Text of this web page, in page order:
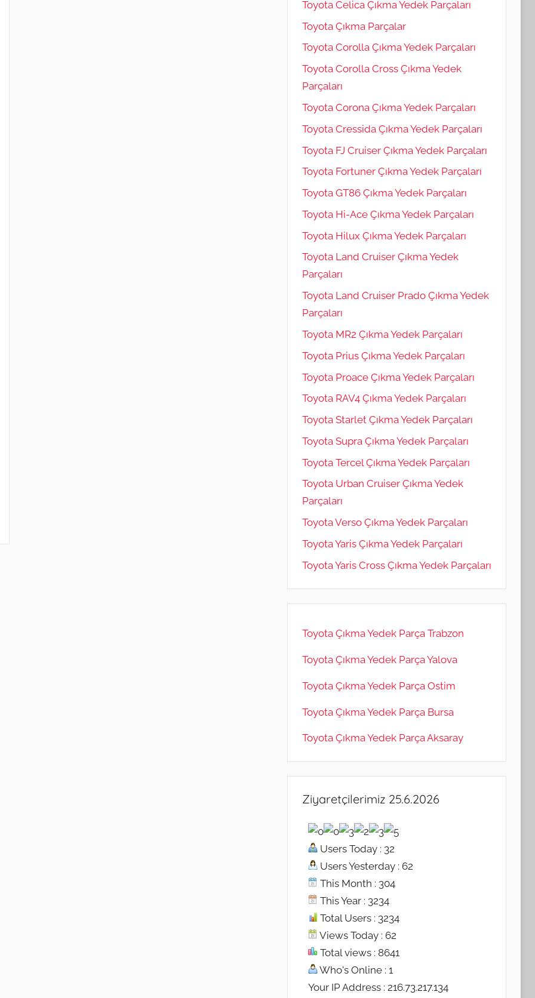
Toyota Celica Çıkma Yedek Parçaları
Toyota Çıkma Parçalar
Toyota Corolla Çıkma Yedek Parçaları
Toyota Corolla Cross Çıkma Yedek
Parçaları
Toyota Corona Çıkma Yedek Parçaları
Toyota Cressida Çıkma Yedek Parçaları
Toyota FJ Cruiser Çıkma Yedek Parçaları
Toyota Fortuner Çıkma Yedek Parçaları
Toyota GT86 Çıkma Yedek Parçaları
Toyota Hi-Ace Çıkma Yedek Parçaları
Toyota Hilux Çıkma Yedek Parçaları
Toyota Land Cruiser Çıkma Yedek
Parçaları
Toyota Land Cruiser Prado Çıkma Yedek
Parçaları
Toyota MR2 Çıkma Yedek Parçaları
Toyota Prius Çıkma Yedek Parçaları
Toyota Proace Çıkma Yedek Parçaları
Toyota RAV4 Çıkma Yedek Parçaları
Toyota Starlet Çıkma Yedek Parçaları
Toyota Supra Çıkma Yedek Parçaları
Toyota Tercel Çıkma Yedek Parçaları
Toyota Urban Cruiser Çıkma Yedek
Parçaları
Toyota Verso Çıkma Yedek Parçaları
Toyota Yaris Çıkma Yedek Parçaları
Toyota Yaris Cross Çıkma Yedek Parçaları
Toyota Çıkma Yedek Parça Trabzon
Toyota Çıkma Yedek Parça Yalova
Toyota Çıkma Yedek Parça Ostim
Toyota Çıkma Yedek Parça Bursa
Toyota Çıkma Yedek Parça Aksaray
Ziyaretçilerimiz 25.6.2026
Users Today : 32
Users Yesterday : 62
This Month : 304
This Year : 3234
Total Users : 3234
Views Today : 62
Total views : 8641
Who's Online : 1
Your IP Address : 216.73.217.134